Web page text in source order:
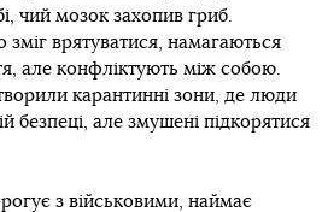
чий мозок захопив гриб.
зміг врятуватися, намагаються
але конфліктують між собою.
карантинні зони, де люди
безпеці, але змушені підкорятися
з військовими, наймає